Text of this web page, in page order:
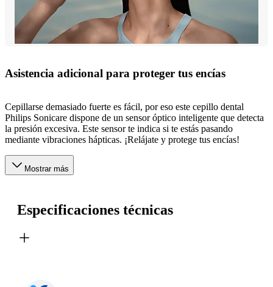
Asistencia adicional para proteger tus encías
Cepillarse demasiado fuerte es fácil, por eso este cepillo dental
Philips Sonicare dispone de un sensor óptico inteligente que detecta
la presión excesiva. Este sensor te indica si te estás pasando
mediante vibraciones hápticas. ¡Relájate y protege tus encías!
Mostrar más
Especificaciones técnicas